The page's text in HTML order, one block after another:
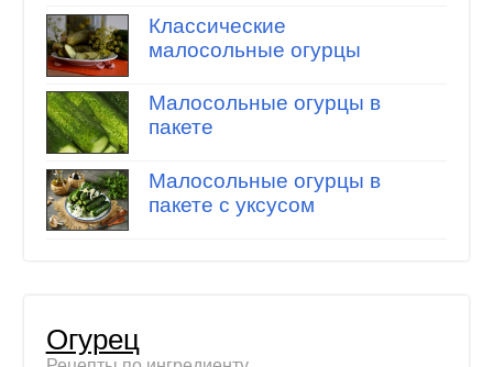
Классические
малосольные огурцы
Малосольные огурцы в
пакете
Малосольные огурцы в
пакете с уксусом
Огурец